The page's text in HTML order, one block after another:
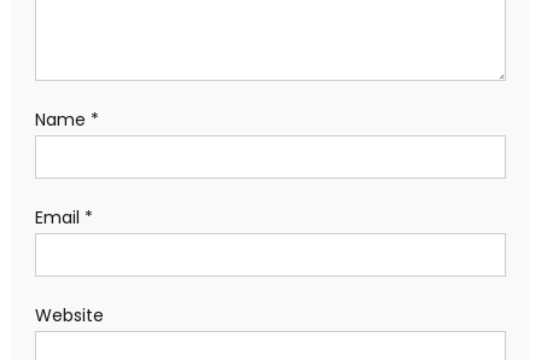
Name *
Email *
Website